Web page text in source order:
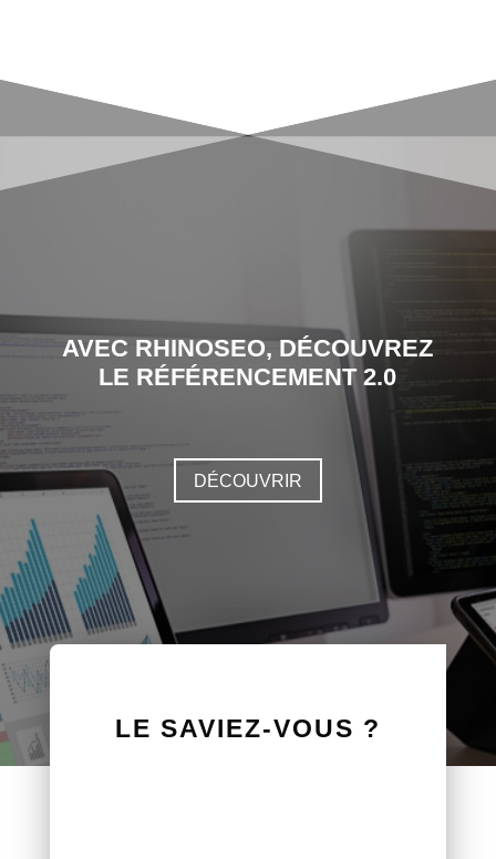
AVEC RHINOSEO, DÉCOUVREZ
LE RÉFÉRENCEMENT 2.0
DÉCOUVRIR
LE SAVIEZ-VOUS ?